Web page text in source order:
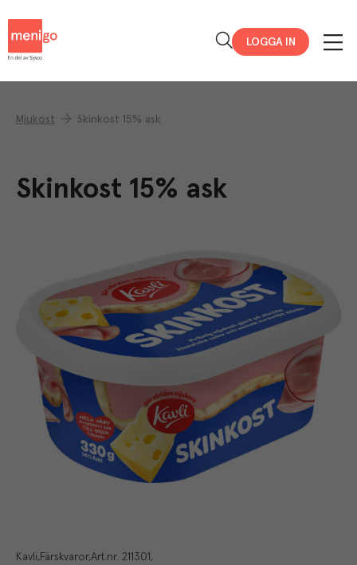
LOGGA IN
Mjukost Skinkost 15% ask
Skinkost 15% ask
Kavli Färskvaror Art.nr. 211301